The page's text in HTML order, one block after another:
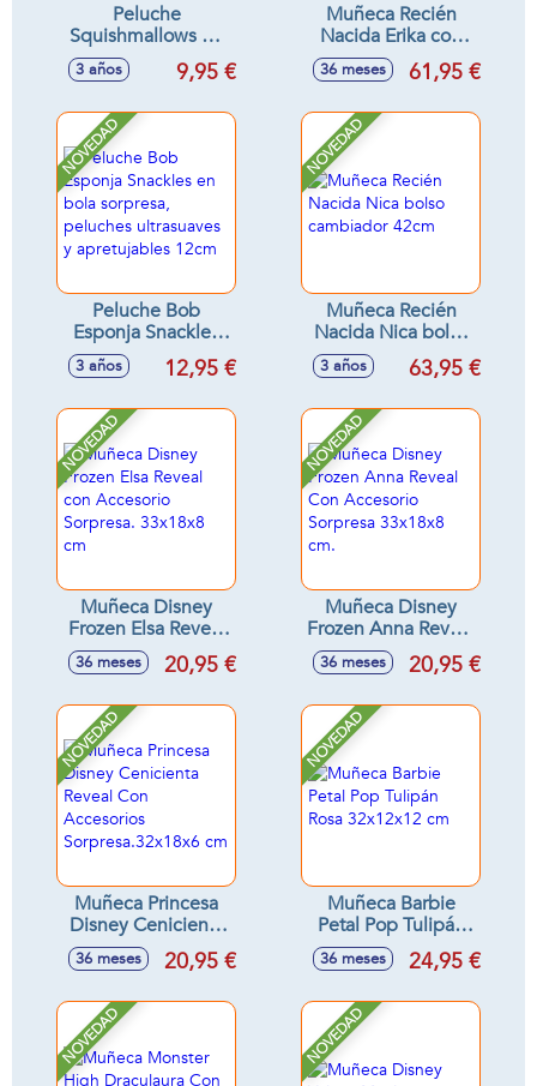
Peluche
Squishmallows 20
cm - Modelos
surtidos
3 años 9,95 €
Muñeca Recién
Nacida Erika con
toquilla 42 cm
36 meses 61,95 €
NOVEDAD
Peluche Bob
Esponja Snackles
en bola sorpresa,
peluches
apretujables 12cm
3 años 12,95 €
NOVEDAD
Muñeca Recién
Nacida Nica bolso
cambiador 42cm
3 años 63,95 €
NOVEDAD
Muñeca Disney
Frozen Elsa Reveal
con Accesorio
Sorpresa. 33x18x8
36 meses 20,95 €
NOVEDAD
Muñeca Disney
Frozen Anna Reveal
Con Accesorio
Sorpresa 33x18x8
36 meses 20,95 €
NOVEDAD
Muñeca Princesa
Disney Cenicienta
Reveal Con
Accesorios
cm
36 meses 20,95 €
NOVEDAD
Muñeca Barbie
Petal Pop Tulipán
Rosa 32x12x12 cm
36 meses 24,95 €
NOVEDAD NOVEDAD